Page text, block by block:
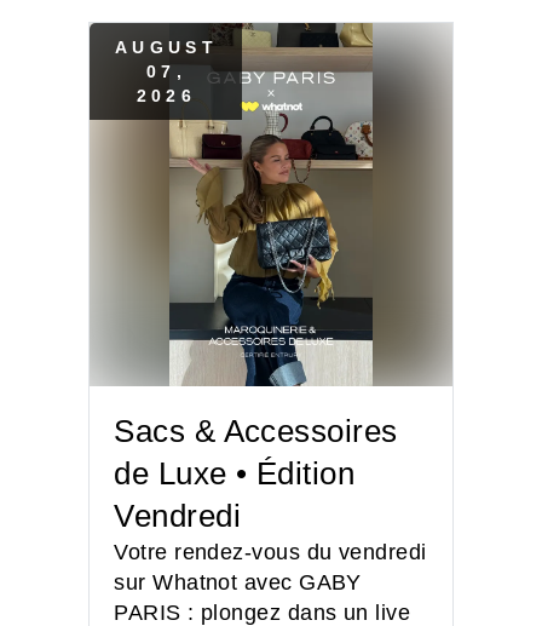
AUGUST
07 ,
2026
Sacs & Accessoires
de Luxe • Édition
Vendredi
Votre rendez-vous du vendredi
sur Whatnot avec GABY
PARIS : plongez dans un live